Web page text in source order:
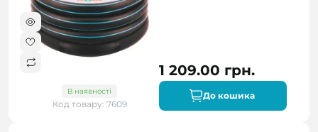
В наявності
Код товару: 7609
1 209.00 грн.
До кошика